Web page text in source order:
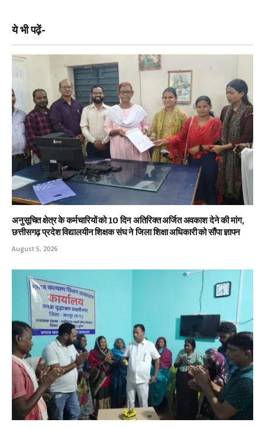
ये भी पढ़ें-
अनुसूचित क्षेत्र के कर्मचारियों को 10 दिन अतिरिक्त अर्जित अवकाश देने की मांग,
छत्तीसगढ़ प्रदेश विद्यालयीन शिक्षक संघ ने जिला शिक्षा अधिकारी को सौंपा ज्ञापन
August 5, 2026